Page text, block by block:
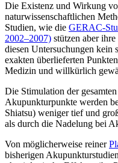
Die Existenz und Wirkung
naturwissenschaftlichen
Studien, wie die GERAC-
2002–2007) stützen aber
diesen Untersuchungen kein
exakten überlieferten
Medizin und willkürlich
Die Stimulation der
Akupunkturpunkte werden
Shiatsu) weniger tief und
als durch die Nadelung bei
Von möglicherweise reiner
bisherigen